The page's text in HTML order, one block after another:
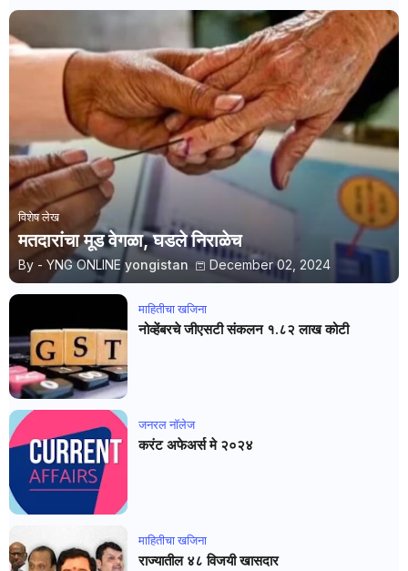
विशेष लेख
मतदारांचा मूड वेगळा, घडले निराळेच
By - YNG ONLINE yongistan December 02, 2024
माहितीचा खजिना
नोव्हेंबरचे जीएसटी संकलन १.८२ लाख कोटी
जनरल नाॅलेज
करंट अफेअर्स मे २०२४
माहितीचा खजिना
राज्यातील ४८ विजयी खासदार